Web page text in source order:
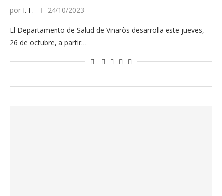
por I. F. 24/10/2023
El Departamento de Salud de Vinaròs desarrolla este jueves,
26 de octubre, a partir…